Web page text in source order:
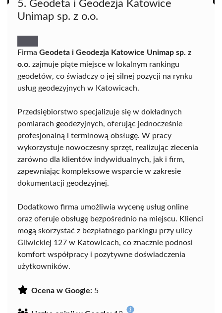
5. Geodeta i Geodezja Katowice
Unimap sp. z o.o.
Firma Geodeta i Geodezja Katowice Unimap sp. z
o.o. zajmuje piąte miejsce w lokalnym rankingu
geodetów, co świadczy o jej silnej pozycji na rynku
usług geodezyjnych w Katowicach.
Przedsiębiorstwo specjalizuje się w dokładnych
pomiarach geodezyjnych, oferując jednocześnie
profesjonalną i terminową obsługę. W pracy
wykorzystuje nowoczesny sprzęt, realizując zlecenia
zarówno dla klientów indywidualnych, jak i firm,
zapewniając kompleksowe wsparcie w zakresie
dokumentacji geodezyjnej.
Dodatkowo firma umożliwia wycenę usług online
oraz oferuje obsługę bezpośrednio na miejscu. Klienci
mogą skorzystać z bezpłatnego parkingu przy ulicy
Gliwickiej 127 w Katowicach, co znacznie podnosi
komfort współpracy i pozytywne doświadczenia
użytkowników.
Ocena w Google: 5